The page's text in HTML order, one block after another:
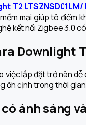
T2 LTSZNSD01LM/
mại giúp tô điểm
kết nối Zigbee 3.0
Downlight
việc lắp đặt trở nên
ổn định trong thời
có ánh sáng